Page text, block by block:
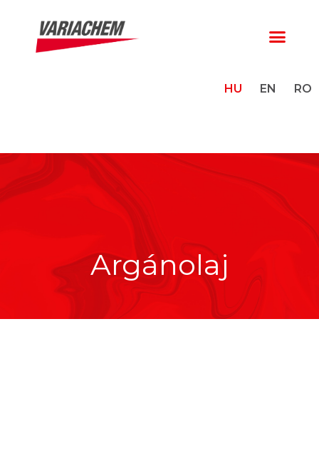
HU EN RO
Argánolaj